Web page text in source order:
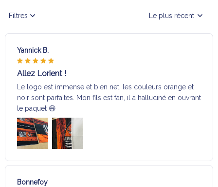
Filtres Le plus récent
Yannick B.
Allez Lorient !
Le logo est immense et bien net, les couleurs orange et
noir sont parfaites. Mon fils est fan, il a halluciné en ouvrant
le paquet 😄
Bonnefoy